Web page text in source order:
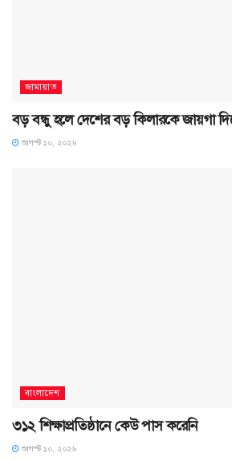
জামায়াত
বড় বন্ধু হলে দেশের বড় কিলারকে জায়গা
আগস্ট ১০, ২০২৬
বাংলাদেশ
৩১২ শিক্ষাপ্রতিষ্ঠানে কেউ পাস করেনি
আগস্ট ১০, ২০২৬